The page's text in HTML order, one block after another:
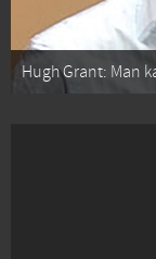
Hugh Grant: Man